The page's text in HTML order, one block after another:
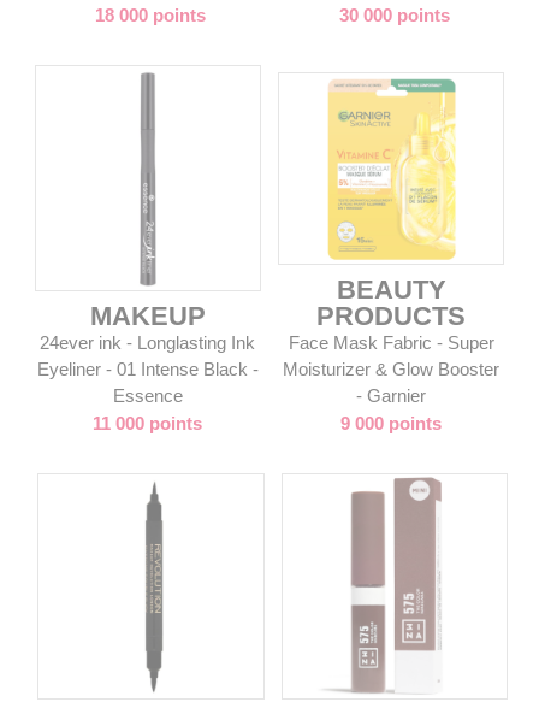
18 000 points
30 000 points
MAKEUP
24ever ink - Longlasting Ink
Eyeliner - 01 Intense Black -
Essence
11 000 points
BEAUTY
PRODUCTS
Face Mask Fabric - Super
Moisturizer & Glow Booster
- Garnier
9 000 points